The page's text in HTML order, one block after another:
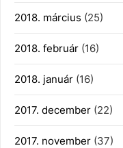
2018. március (25)
2018. február (16)
2018. január (16)
2017. december (22)
2017. november (37)